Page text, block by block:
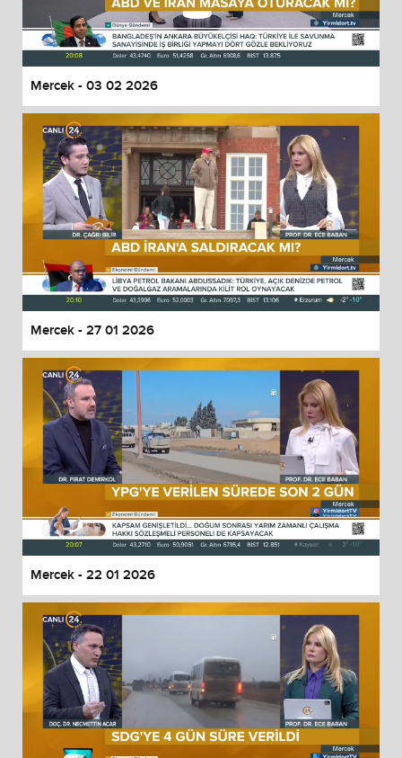
Mercek - 03 02 2026
Mercek - 27 01 2026
Mercek - 22 01 2026